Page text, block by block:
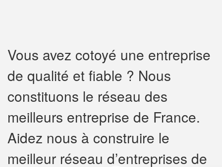
Vous avez cotoyé une entreprise
de qualité et fiable ? Nous
constituons le réseau des
meilleurs entreprise de France.
Aidez nous à construire le
meilleur réseau d’entreprises de